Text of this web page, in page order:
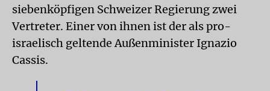
siebenköpfigen Schweizer Regierung zwei
Vertreter. Einer von ihnen ist der als pro-
israelisch geltende Außenminister Ignazio
Cassis.